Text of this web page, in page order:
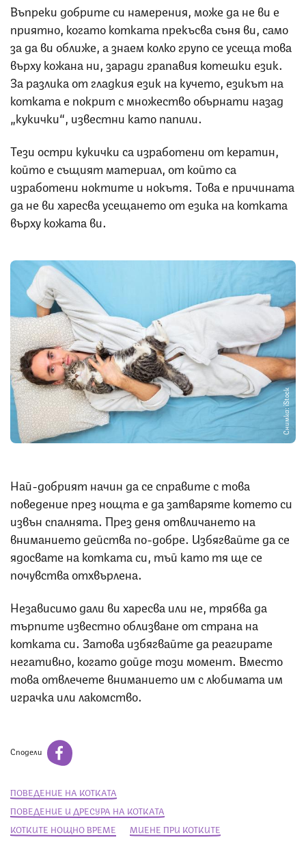
Въпреки добрите си намерения, може да не ви е
приятно, когато котката прекъсва съня ви, само
за да ви оближе, а знаем колко групо се усеща това
върху кожана ни, заради грапавия котешки език.
За разлика от гладкия език на кучето, езикът на
котката е покрит с множество обърнати назад
„кукички“, известни като папили.
Тези остри кукички са изработени от кератин,
който е същият материал, от който са
изработени ноктите и нокътя. Това е причината
да не ви харесва усещането от езика на котката
върху кожата ви.
Снимка: iStock
Най-добрият начин да се справите с това
поведение през нощта е да затваряте котето си
извън спалнята. През деня отвличането на
вниманието действа по-добре. Избягвайте да се
ядосвате на котката си, тъй като тя ще се
почувства отхвърлена.
Независимо дали ви харесва или не, трябва да
търпите известно облизване от страна на
котката си. Затова избягвайте да реагирате
негативно, когато дойде този момент. Вместо
това отвлечете вниманието им с любимата им
играчка или лакомство.
Сподели
ПОВЕДЕНИЕ НА КОТКАТА
ПОВЕДЕНИЕ И ДРЕСУРА НА КОТКАТА
КОТКИТЕ НОЩНО ВРЕМЕ
МИЕНЕ ПРИ КОТКИТЕ